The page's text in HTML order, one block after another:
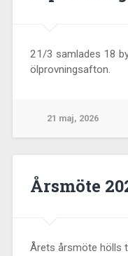
21/3 samlades 18
ölprovningsafton.
21 maj, 2026
Årsmöte
Årets årsmöte hölls